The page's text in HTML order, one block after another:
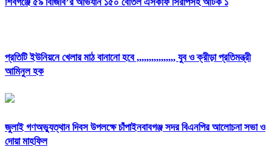
প্রতিটি ইউনিয়নে খেলার মাঠ বানানো হবে ,,,,,,,,,,,,,,,, যুব ও ক্রীড়া প্রতিমন্ত্রী
আমিনুল হক
জুলাই গণঅভ্যুত্থান দিবস উপলক্ষে চাঁপাইনবাবগঞ্জ সদর বিএনপির আলোচনা সভা ও
দোয়া মাহফিল